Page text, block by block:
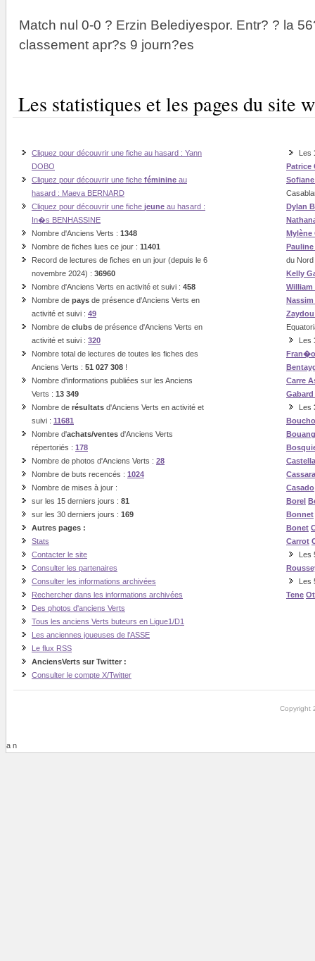
Match nul 0-0 ? Erzin Belediyespor. Entr? ? la
classement apr?s 9 journ?es
Les statistiques et les pages du site
Cliquez pour découvrir une fiche au hasard : Yann
DOBO
Cliquez pour découvrir une fiche féminine au
hasard : Maeva BERNARD
Cliquez pour découvrir une fiche jeune au hasard :
In�s BENHASSINE
Nombre d'Anciens Verts : 1348
Nombre de fiches lues ce jour : 11401
Record de lectures de fiches en un jour (depuis le 6
novembre 2024) : 36960
Nombre d'Anciens Verts en activité et suivi : 458
Nombre de pays de présence d'Anciens Verts en
activité et suivi : 49
Nombre de clubs de présence d'Anciens Verts en
activité et suivi : 320
Nombre total de lectures de toutes les fiches des
Anciens Verts : 51 027 308 !
Nombre d'informations publiées sur les Anciens
Verts : 13 349
Nombre de résultats d'Anciens Verts en activité et
suivi : 11681
Nombre d'achats/ventes d'Anciens Verts
répertoriés : 178
Nombre de photos d'Anciens Verts : 28
Nombre de buts recencés : 1024
Nombre de mises à jour :
sur les 15 derniers jours : 81
sur les 30 derniers jours : 169
Autres pages :
Stats
Contacter le site
Consulter les partenaires
Consulter les informations archivées
Rechercher dans les informations archivées
Des photos d'anciens Verts
Tous les anciens Verts buteurs en Ligue1/D1
Les anciennes joueuses de l'ASSE
Le flux RSS
AnciensVerts sur Twitter :
Consulter le compte X/Twitter
Les
Patrice
Dylan
Mylène
du Nord
Kelly
William
Les
Carre
Gabard
Les
Cassara
Casado
Borel
Bonnet
Bonet
Carrot
Les
Les
Tene
Copyright
a n